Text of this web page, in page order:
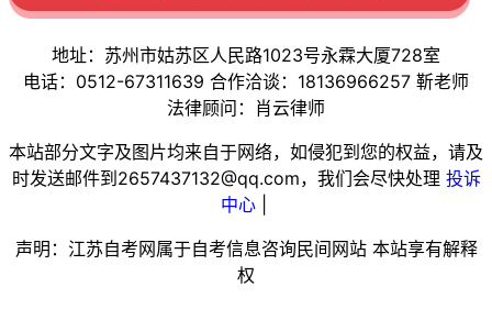
地址：苏州市姑苏区人民路1023号永霖大厦728室
电话：0512-67311639 合作洽谈：18136966257 靳老师
法律顾问：肖云律师
本站部分文字及图片均来自于网络，如侵犯到您的权益，请及
时发送邮件到2657437132@qq.com，我们会尽快处理 投诉
中心|
声明：江苏自考网属于自考信息咨询民间网站 本站享有解释
权